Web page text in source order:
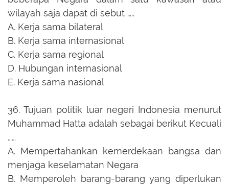
wilayah saja dapat di sebut …..
A. Kerja sama bilateral
B. Kerja sama internasional
C. Kerja sama regional
D. Hubungan internasional
E. Kerja sama nasional
36. Tujuan politik luar negeri Indonesia menurut
Muhammad Hatta adalah sebagai berikut Kecuali
……
A. Mempertahankan kemerdekaan bangsa dan
menjaga keselamatan Negara
B. Memperoleh barang-barang yang diperlukan